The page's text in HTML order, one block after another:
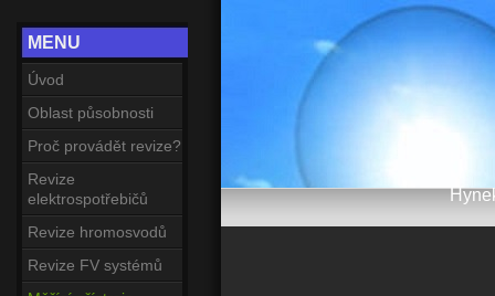
MENU
Úvod
Oblast působnosti
Proč provádět revize?
Revize
elektrospotřebičů
Revize hromosvodů
Revize FV systémů